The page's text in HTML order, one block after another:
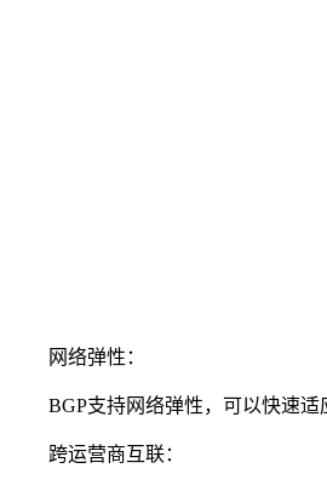
网络弹性：
BGP支持网络弹性，可以快速适应
跨运营商互联：